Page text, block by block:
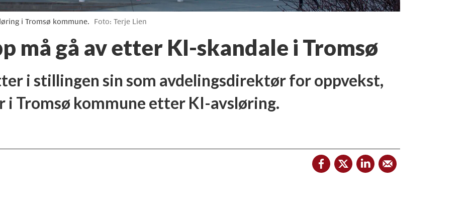
i Tromsø kommune. Foto: Terje Lien
må gå av etter KI-skandale i Tromsø
i stillingen sin som avdelingsdirektør for oppvekst,
i Tromsø kommune etter KI-avsløring.